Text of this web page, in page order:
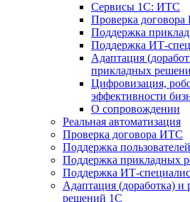
Сервисы 1С: ИТС
Проверка
Поддержка
Поддержка ИТ-
Адаптация
прикладных
Цифровизация,
эффективности
О сопровождении
Реальная автоматизация
Проверка договора ИТС
Поддержка пользователей
Поддержка прикладных
Поддержка ИТ-
Адаптация (доработка) и
решений 1С